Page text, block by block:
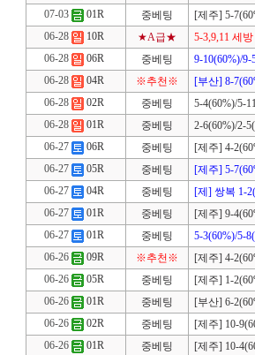
07-03
01R 중베팅
[제주] 5-
06-28
10R ★A급★
5-3,9,11 세방
06-28
06R 중베팅
9-10(60%)/9-
06-28
04R ※추천※
[부산] 8-
06-28
02R 중베팅
5-4(60%)/5-
06-28
01R 중베팅
2-6(60%)/2-
06-27
06R 중베팅
[제주] 4-
06-27
05R 중베팅
[제주] 5-
06-27
04R 중베팅
[제] 쌍복 1-
06-27
01R 중베팅
[제주] 9-
06-27
01R 중베팅
5-3(60%)/5-
06-26
09R ※추천※
[제주] 4-
06-26
05R 중베팅
[제주] 1-
06-26
01R 중베팅
[부산] 6-
06-26
02R 중베팅
[제주] 10-
06-26
01R 중베팅
[제주] 10-